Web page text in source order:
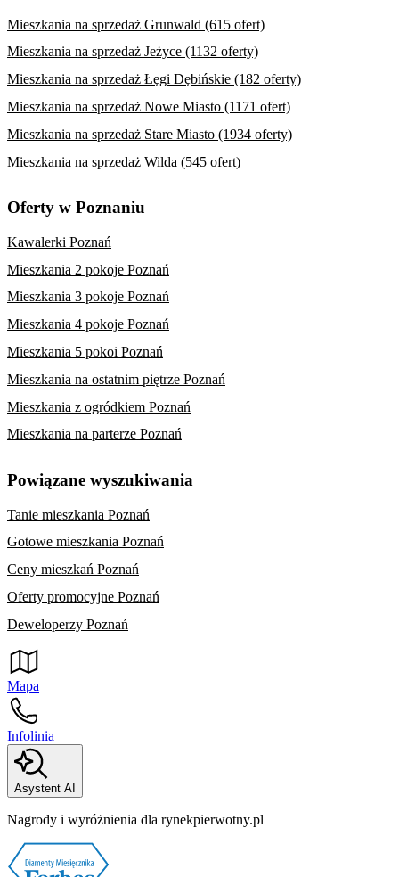
Mieszkania na sprzedaż Grunwald (615 ofert)
Mieszkania na sprzedaż Jeżyce (1132 oferty)
Mieszkania na sprzedaż Łęgi Dębińskie (182 oferty)
Mieszkania na sprzedaż Nowe Miasto (1171 ofert)
Mieszkania na sprzedaż Stare Miasto (1934 oferty)
Mieszkania na sprzedaż Wilda (545 ofert)
Oferty w Poznaniu
Kawalerki Poznań
Mieszkania 2 pokoje Poznań
Mieszkania 3 pokoje Poznań
Mieszkania 4 pokoje Poznań
Mieszkania 5 pokoi Poznań
Mieszkania na ostatnim piętrze Poznań
Mieszkania z ogródkiem Poznań
Mieszkania na parterze Poznań
Powiązane wyszukiwania
Tanie mieszkania Poznań
Gotowe mieszkania Poznań
Ceny mieszkań Poznań
Oferty promocyjne Poznań
Deweloperzy Poznań
Mapa
Infolinia
Asystent AI
Nagrody i wyróżnienia dla rynekpierwotny.pl